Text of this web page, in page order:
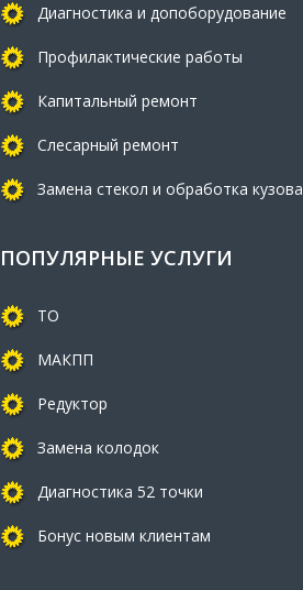
Диагностика и допоборудование
Профилактические работы
Капитальный ремонт
Слесарный ремонт
Замена стекол и обработка кузова
ПОПУЛЯРНЫЕ УСЛУГИ
ТО
МАКПП
Редуктор
Замена колодок
Диагностика 52 точки
Бонус новым клиентам